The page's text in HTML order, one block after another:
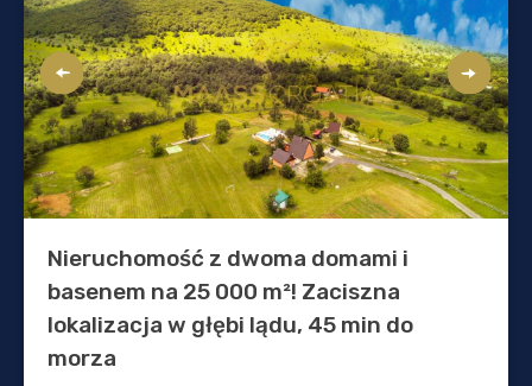
Nieruchomość z dwoma domami i
basenem na 25 000 m²! Zaciszna
lokalizacja w głębi lądu, 45 min do
morza